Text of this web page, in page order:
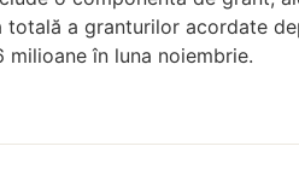
a granturilor acordate
în luna noiembrie.